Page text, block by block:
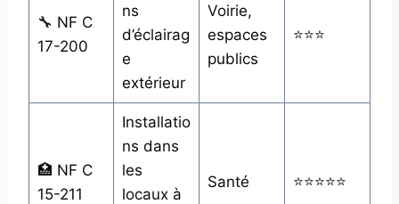
🔧 NF C
17-200
ns
d’éclairag
e
extérieur
Voirie,
espaces
publics
⭐⭐⭐
🏥 NF C
15-211
Installatio
ns dans
les
locaux à
Santé ⭐⭐⭐⭐⭐